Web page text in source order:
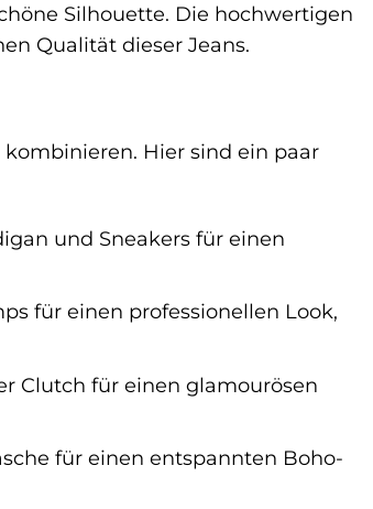
Silhouette. Die hochwertigen
Qualität dieser Jeans.
Hier sind ein paar
und Sneakers für einen
für einen professionellen Look,
Clutch für einen glamourösen
für einen entspannten Boho-